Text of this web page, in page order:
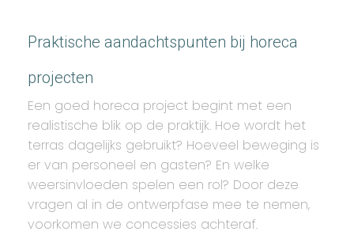
Praktische aandachtspunten bij horeca
projecten
Een goed horeca project begint met een
realistische blik op de praktijk. Hoe wordt het
terras dagelijks gebruikt? Hoeveel beweging is
er van personeel en gasten? En welke
weersinvloeden spelen een rol? Door deze
vragen al in de ontwerpfase mee te nemen,
voorkomen we concessies achteraf.